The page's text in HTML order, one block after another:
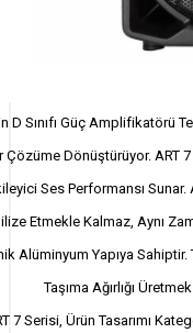
D Sınıfı Güç Amplifikatörü
Dönüştürüyor. ART
Ses Performansı
Etmekle Kalmaz, Aynı
Alüminyum Yapıya
Taşıma Ağırlığı
7 Serisi, Ürün Tasarımı